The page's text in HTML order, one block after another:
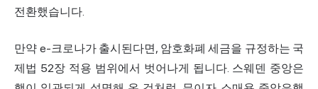
전환했습니다.
만약 e-크로나가 출시된다면, 암호화폐 세금을 규정하는 국
제법 52장 적용 범위에서 벗어나게 됩니다. 스웨덴 중앙은